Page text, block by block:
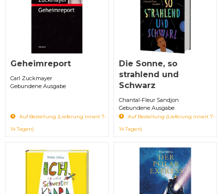
Geheimreport
Carl Zuckmayer
Gebundene Ausgabe
Auf Bestellung (Lieferung innert 7-
14 Tagen)
Die Sonne, so
strahlend und
Schwarz
Chantal-Fleur Sandjon
Gebundene Ausgabe
Auf Bestellung (Lieferung innert 7-
14 Tagen)